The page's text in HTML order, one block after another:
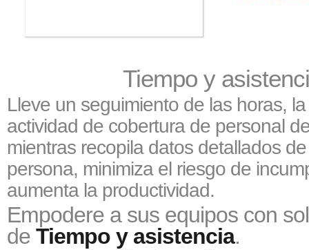
Tiempo y
Lleve un seguimiento de las horas,
actividad de cobertura de personal
mientras recopila datos detallados
persona, minimiza el riesgo de
aumenta la productividad.
Empodere a sus equipos con
de Tiempo y asistencia.